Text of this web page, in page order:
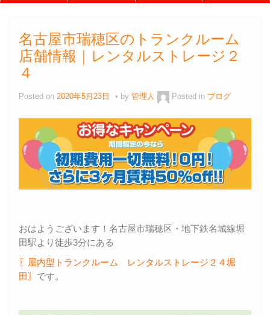
名古屋市瑞穂区のトランクルーム
店舗情報｜レンタルストレージ２
４
Posted on 2020年5月23日 by 管理人 Posted in ブログ
おはようございます！名古屋市瑞穂区・地下鉄名城線堀
田駅より徒歩3分にある
〖屋内型トランクルーム レンタルストレージ２４堀
田〗 です。